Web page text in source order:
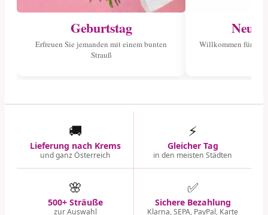
Geburtstag
Erfreuen Sie jemanden mit einem bunten
Strauß
Willkommen für
🚚
Lieferung nach Krems
und ganz Österreich
⚡
Gleicher Tag
in den meisten Städten
🌸
500+ Sträuße
zur Auswahl
✅
Sichere Bezahlung
Klarna, SEPA, PayPal, Karte